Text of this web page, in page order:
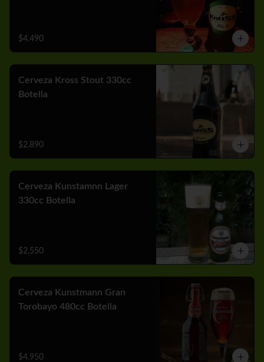
$4.490
Cerveza Kross Stout 330cc
Botella
$2.890
Cerveza Kunstamnn Lager
330cc Botella
$2.550
Cerveza Kunstmann Gran
Torobayo 480cc Botella
$4.950